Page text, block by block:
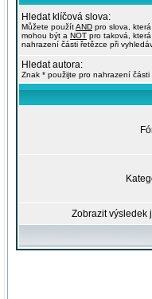
Hledat klíčová slova:
Můžete použítAND pro slova,
mohou být a NOT pro taková,
nahrazení části řetězce při
Hledat autora:
Znak * použijte pro nahrazení
Zobrazit výsledek